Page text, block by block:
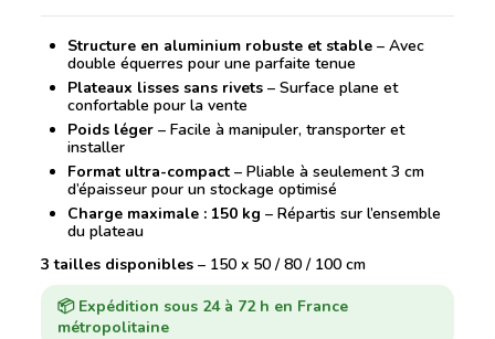
Structure en aluminium robuste et stable – Avec
double équerres pour une parfaite tenue
Plateaux lisses sans rivets – Surface plane et
confortable pour la vente
Poids léger – Facile à manipuler, transporter et
installer
Format ultra-compact – Pliable à seulement 3 cm
d’épaisseur pour un stockage optimisé
Charge maximale : 150 kg – Répartis sur l’ensemble
du plateau
3 tailles disponibles – 150 x 50 / 80 / 100 cm
📦 Expédition sous 24 à 72 h en France
métropolitaine